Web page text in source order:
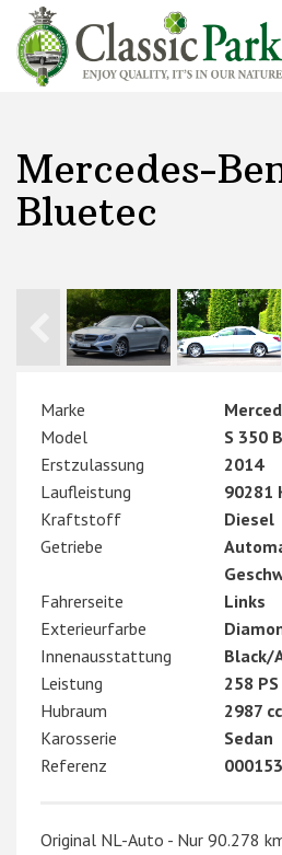
Mercedes-
Bluetec
Marke
Model
S 350
Erstzulassung
2014
Laufleistung
90281
Kraftstoff
Diesel
Getriebe
Fahrerseite
Links
Exterieurfarbe
Innenausstattung
Black/
Leistung
258 PS
Hubraum
2987 cc
Karosserie
Sedan
Referenz
Original NL-Auto - Nur 90.278